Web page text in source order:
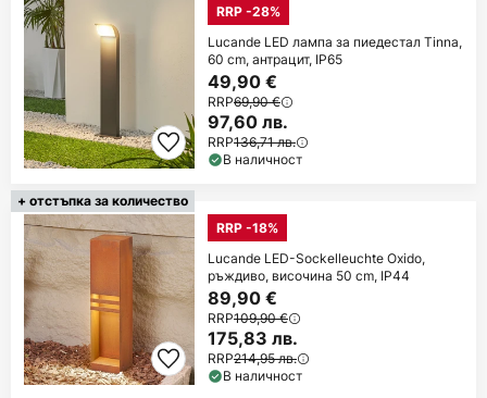
RRP -28%
Lucande LED лампа за пиедестал Tinna,
60 cm, антрацит, IP65
49,90 €
RRP69,90 €
97,60 лв.
RRP136,71 лв.
В наличност
+ отстъпка за количество
RRP -18%
Lucande LED-Sockelleuchte Oxido,
ръждиво, височина 50 cm, IP44
89,90 €
RRP109,90 €
175,83 лв.
RRP214,95 лв.
В наличност